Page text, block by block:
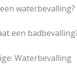
waterbevalling?
een
Waterbevalling